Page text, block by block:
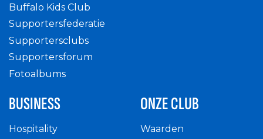
Buffalo Kids Club
Supportersfederatie
Supportersclubs
Supportersforum
Fotoalbums
BUSINESS
Hospitality
ONZE CLUB
Waarden